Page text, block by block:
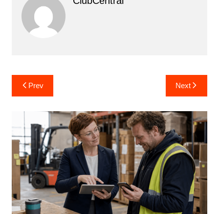
Bejegyzés
navigáció
Prev Next